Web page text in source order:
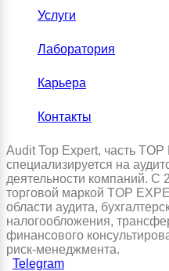
Услуги
Лаборатория
Карьера
Контакты
Audit Top Expert, часть
специализируется на
деятельности компаний. С
торговой маркой TOP
области аудита,
налогообложения,
финансового
риск-менеджмента.
Telegram